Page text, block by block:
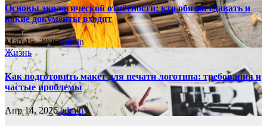
Основы экологической отчётности: кто обязан сдавать и
какие документы входят
Май 15, 2026admin
Жизнь
Как подготовить макет для печати логотипа: требования и
частые проблемы
Апр 14, 2026admin